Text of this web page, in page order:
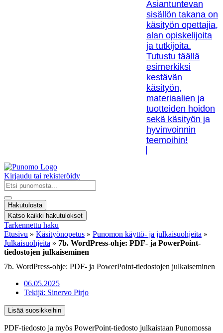
Asiantuntevan
sisällön takana on
käsityön opettajia,
alan opiskelijoita
ja tutkijoita.
Tutustu täällä
esimerkiksi
kestävän
käsityön,
materiaalien ja
tuotteiden hoidon
sekä käsityön ja
hyvinvoinnin
teemoihin!
Kirjaudu tai rekisteröidy
Search
...
Hakutulosta
Katso kaikki hakutulokset
Tarkennettu haku
Etusivu » Käsityönopetus » Punomon käyttö- ja julkaisuohjeita »
Julkaisuohjeita » 7b. WordPress-ohje: PDF- ja PowerPoint-
tiedostojen julkaiseminen
7b. WordPress-ohje: PDF- ja PowerPoint-tiedostojen julkaiseminen
06.05.2025
Tekijä: Sinervo Pirjo
Lisää suosikkeihin
PDF-tiedosto ja myös PowerPoint-tiedosto julkaistaan Punomossa